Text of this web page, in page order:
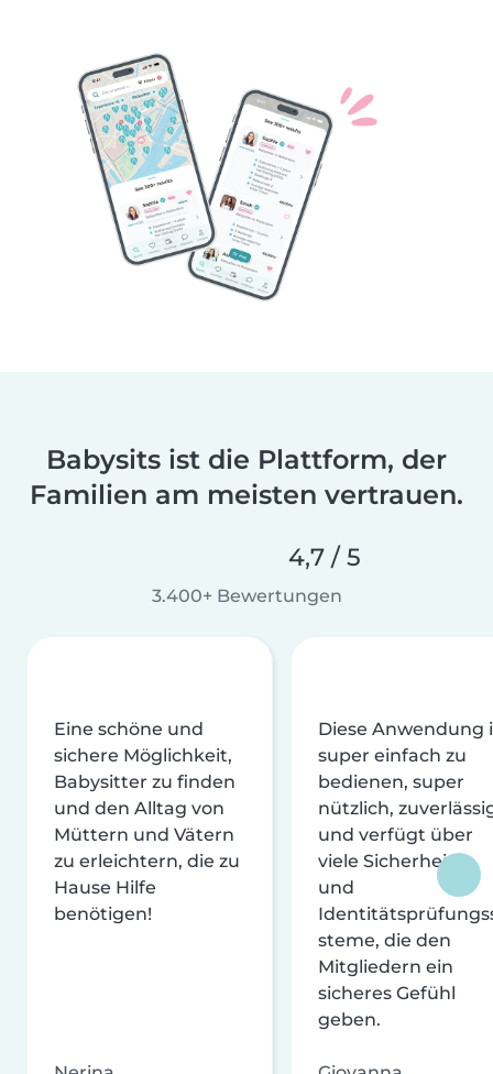
Babysits ist die Plattform, der
Familien am meisten vertrauen.
4,7 / 5
3.400+ Bewertungen
Eine schöne und
sichere Möglichkeit,
Babysitter zu finden
und den Alltag von
Müttern und Vätern
zu erleichtern, die zu
Hause Hilfe
benötigen!
Diese Anwendung
super einfach zu
bedienen, super
nützlich,
und verfügt über
viele Sicherheits-
und
steme, die den
Mitgliedern ein
sicheres Gefühl
geben.